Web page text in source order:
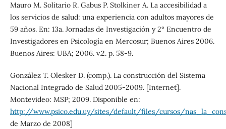
Mauro M. Solitario R. Gabus P. Stolkiner A. La accesibilidad a
los servicios de salud: una experiencia con adultos mayores de
59 años. En: 13a. Jornadas de Investigación y 2° Encuentro de
Investigadores en Psicología en Mercosur; Buenos Aires 2006.
Buenos Aires: UBA; 2006. v.2. p. 58-9.
González T. Olesker D. (comp.). La construcción del Sistema
Nacional Integrado de Salud 2005-2009. [Internet].
Montevideo: MSP; 2009. Disponible en:
http://www.psico.edu.uy/sites/default/files/cursos/
de Marzo de 2008]